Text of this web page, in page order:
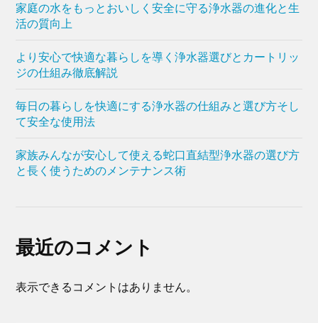
家庭の水をもっとおいしく安全に守る浄水器の進化と生
活の質向上
より安心で快適な暮らしを導く浄水器選びとカートリッ
ジの仕組み徹底解説
毎日の暮らしを快適にする浄水器の仕組みと選び方そし
て安全な使用法
家族みんなが安心して使える蛇口直結型浄水器の選び方
と長く使うためのメンテナンス術
最近のコメント
表示できるコメントはありません。